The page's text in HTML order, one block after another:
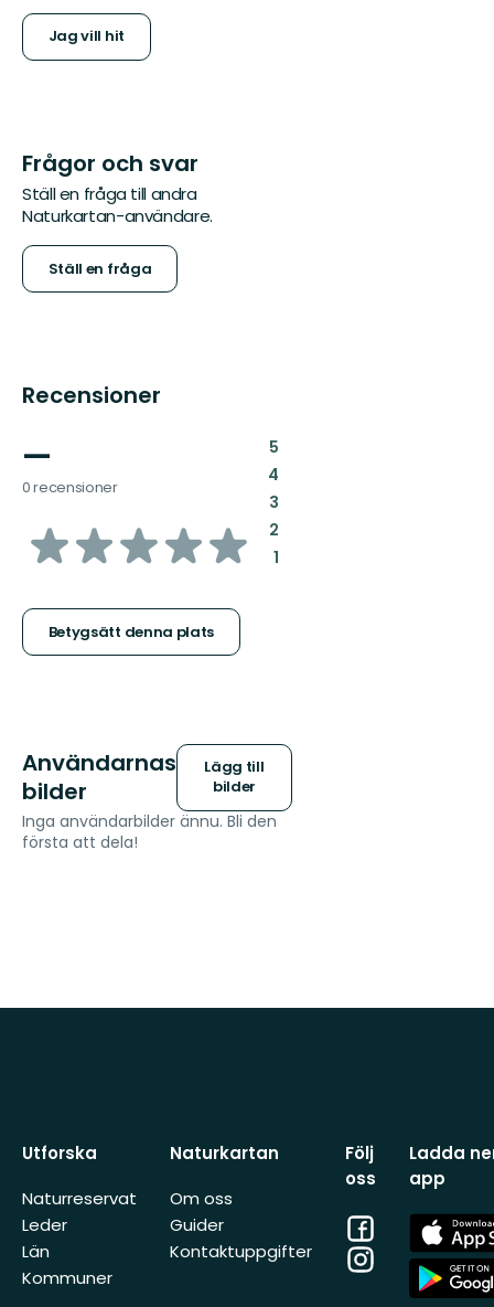
Jag vill hit
Frågor och svar
Ställ en fråga till andra
Naturkartan-användare.
Ställ en fråga
Recensioner
—
0 recensioner
av
stjärnor
Betygsätt denna plats
5:
4:
3:
2:
1:
Användarnas
bilder
Lägg till
bilder
Inga användarbilder ännu. Bli den
första att dela!
Utforska
Naturreservat
Leder
Län
Kommuner
Naturkartan
Om oss
Guider
Kontaktuppgifter
Följ
oss
Facebook
Instagram
Ladda
app
App
Store
App
Store